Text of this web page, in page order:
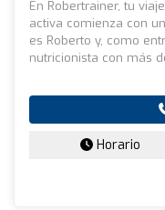
En Robertrainer, tu
activa comienza con
es Roberto y, como
nutricionista con más
Horario